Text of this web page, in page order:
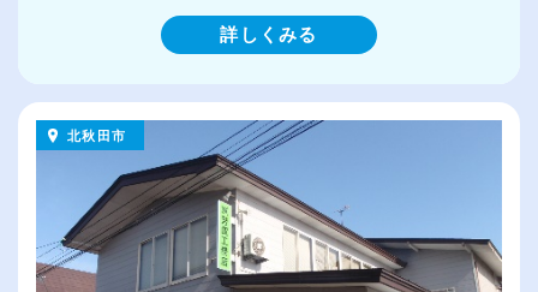
詳しくみる
北秋田市